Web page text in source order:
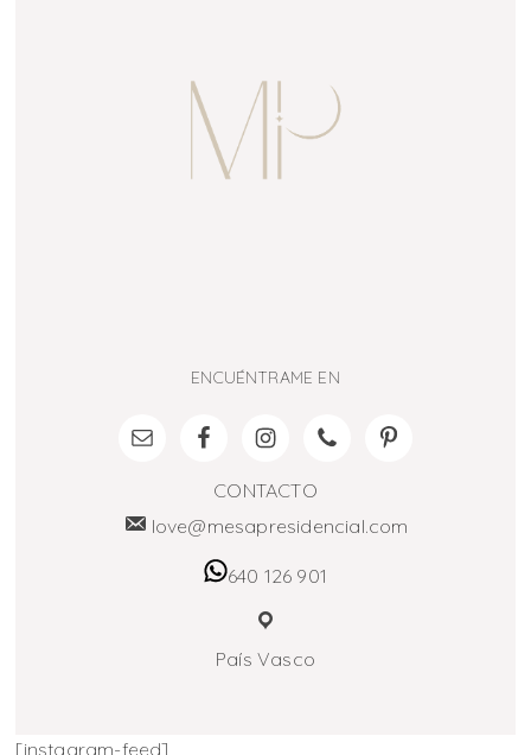
ENCUÉNTRAME EN
CONTACTO
love@mesapresidencial.com
640 126 901
País Vasco
[instagram-feed]